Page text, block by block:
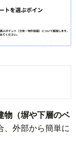
物（塀や下層のベ
、外部から簡単に